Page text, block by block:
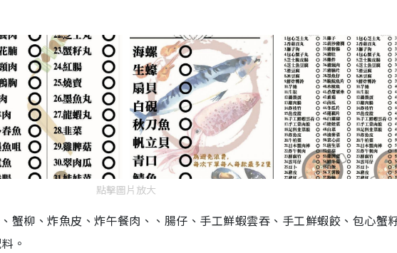
點擊圖片放大
蟹柳、炸魚皮、炸午餐肉、、腸仔、手工鮮蝦雲吞、手工鮮蝦餃、包心蟹
。